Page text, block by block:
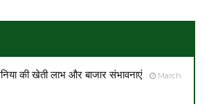
की खेती लाभ और बाजार संभावनाएं
March